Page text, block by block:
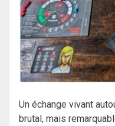
Un échange vivant
brutal, mais